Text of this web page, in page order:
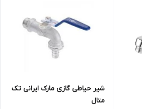
شیر حیاطی گازی مارک ایرانی تک
متال